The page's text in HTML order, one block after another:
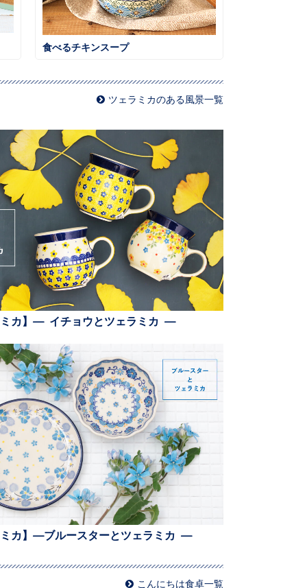
食べるチキンスープ
ツェラミカのある風景一覧
ミカ】— イチョウとツェラミカ —
ミカ】—ブルースターとツェラミカ —
こんにちは食卓一覧